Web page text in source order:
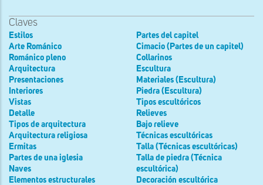
Claves
Estilos
Arte Románico
Románico pleno
Arquitectura
Presentaciones
Interiores
Vistas
Detalle
Tipos de arquitectura
Arquitectura religiosa
Ermitas
Partes de una iglesia
Naves
Elementos estructurales
Partes del capitel
Cimacio (Partes de un capitel)
Collarinos
Escultura
Materiales (Escultura)
Piedra (Escultura)
Tipos escultóricos
Relieves
Bajo relieve
Técnicas escultóricas
Talla (Técnicas escultóricas)
Talla de piedra (Técnica
escultórica)
Decoración escultórica